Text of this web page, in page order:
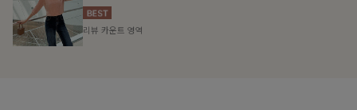
리뷰 카운트 영역